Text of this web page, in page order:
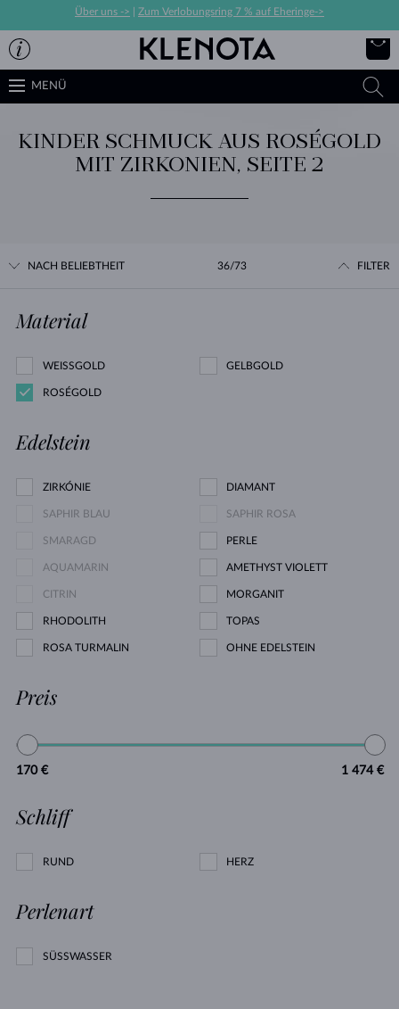
Über uns -> Zum Verlobungsring 7 % auf Eheringe->
MENÜ
KINDER SCHMUCK AUS ROSÉGOLD
MIT ZIRKONIEN, SEITE 2
NACH BELIEBTHEIT 36/73 FILTER
Material
WEISSGOLD GELBGOLD
ROSÉGOLD
Edelstein
ZIRKÓNIE DIAMANT
SAPHIR BLAU SAPHIR ROSA
SMARAGD PERLE
AQUAMARIN AMETHYST VIOLETT
CITRIN MORGANIT
RHODOLITH TOPAS
ROSA TURMALIN OHNE EDELSTEIN
Preis
170 € 1 474 €
Schliff
RUND HERZ
Perlenart
SÜSSWASSER